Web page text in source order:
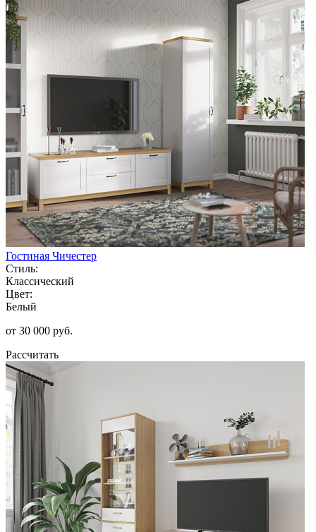
Гостиная Чичестер
Стиль:
Классический
Цвет:
Белый
от 30 000 руб.
Рассчитать